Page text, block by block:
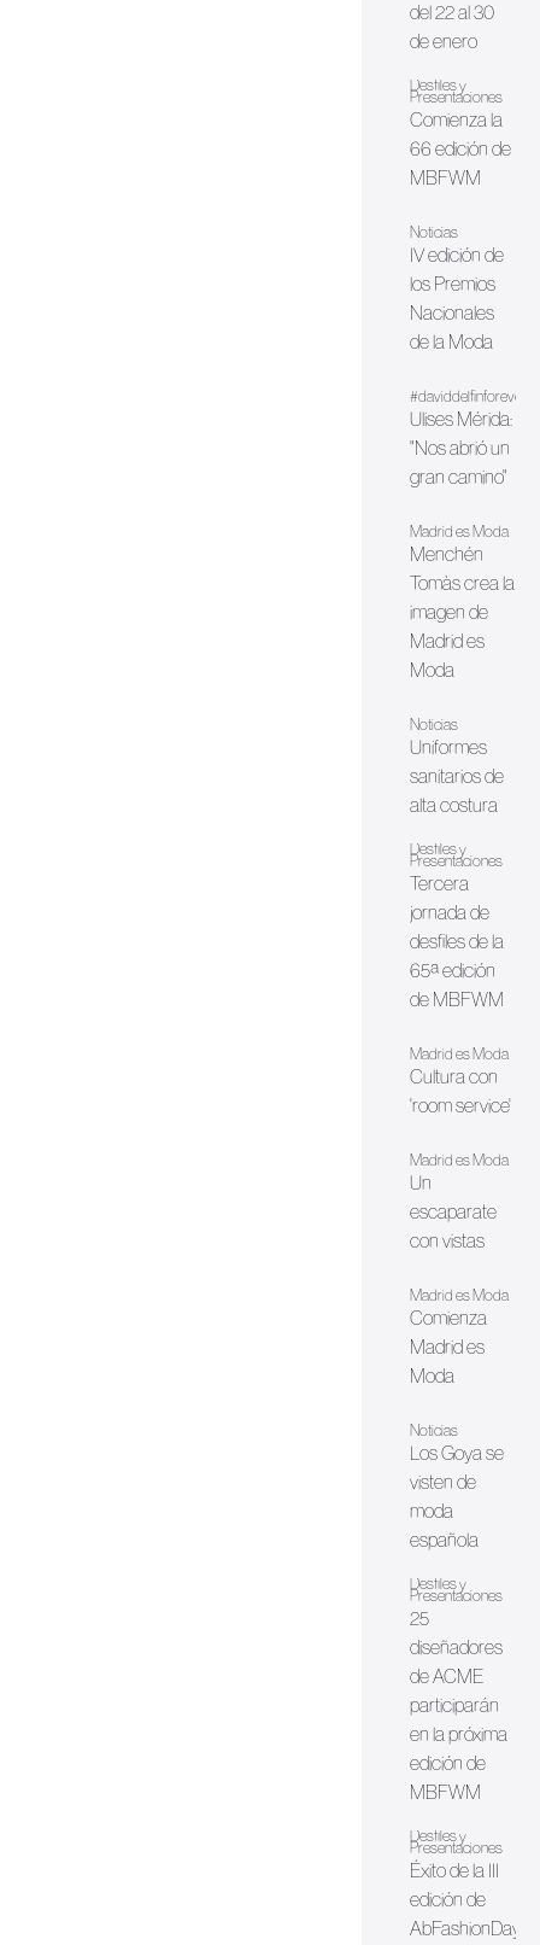
del 22 al 30
de enero
Desfiles y
Presentaciones
Comienza la
66 edición de
MBFWM
Noticias
IV edición de
los Premios
Nacionales
de la Moda
#daviddelfinforever
Ulises Mérida:
"Nos abrió un
gran camino"
Madrid es Moda
Menchén
Tomàs crea la
imagen de
Madrid es
Moda
Noticias
Uniformes
sanitarios de
alta costura
Desfiles y
Presentaciones
Tercera
jornada de
desfiles de la
65ª edición
de MBFWM
Madrid es Moda
Cultura con
'room service'
Madrid es Moda
Un
escaparate
con vistas
Madrid es Moda
Comienza
Madrid es
Moda
Noticias
Los Goya se
visten de
moda
española
Desfiles y
Presentaciones
25
diseñadores
de ACME
participarán
en la próxima
edición de
MBFWM
Desfiles y
Presentaciones
Éxito de la III
edición de
AbFashionDay